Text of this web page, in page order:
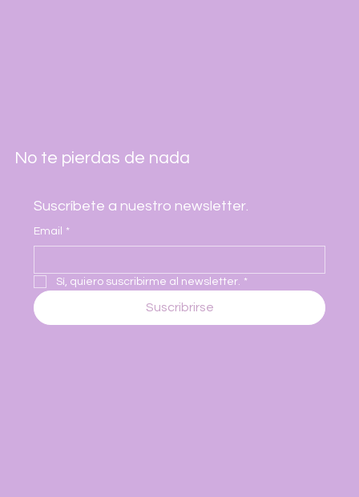
No te pierdas de nada
Suscríbete a nuestro newsletter.
Email *
Sí, quiero suscribirme al newsletter. *
Suscribrirse